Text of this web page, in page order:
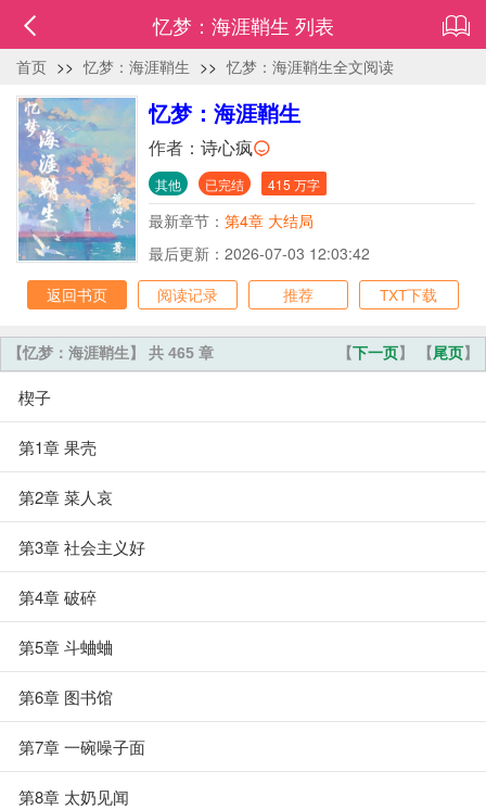
忆梦：海涯鞘生 列表
首页 >> 忆梦：海涯鞘生 >> 忆梦：海涯鞘生全文阅读
忆梦：海涯鞘生
作者： 诗心疯
其他 已完结 415 万字
最新章节： 第4章 大结局
最后更新：2026-07-03 12:03:42
返回书页
阅读记录 推荐 TXT下载
【下一页】 【尾页】
【忆梦：海涯鞘生】 共 465 章
楔子
第1章 果壳
第2章 菜人哀
第3章 社会主义好
第4章 破碎
第5章 斗蛐蛐
第6章 图书馆
第7章 一碗噪子面
第8章 太奶见闻